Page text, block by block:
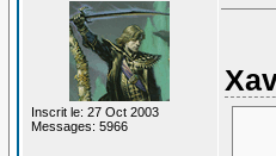
Inscrit le: 27 Oct 2003
Messages: 5966